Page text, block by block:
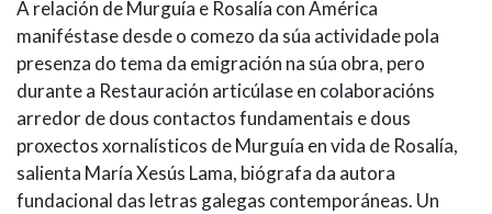
A relación de Murguía e Rosalía con América
maniféstase desde o comezo da súa actividade pola
presenza do tema da emigración na súa obra, pero
durante a Restauración articúlase en colaboracións
arredor de dous contactos fundamentais e dous
proxectos xornalísticos de Murguía en vida de Rosalía,
salienta María Xesús Lama, biógrafa da autora
fundacional das letras galegas contemporáneas. Un